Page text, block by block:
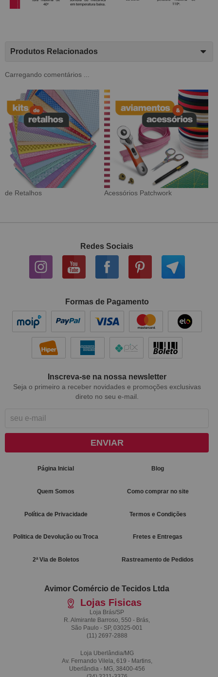
Produtos Relacionados
Carregando comentários ...
Tecido Digital Sarja Impermeável
Redes Sociais
Formas de Pagamento
Inscreva-se na nossa newsletter
Seja o primeiro a receber novidades e promoções exclusivas
direto no seu e-mail.
ENVIAR
Página Inicial Blog
Quem Somos Como comprar no site
Política de Privacidade Termos e Condições
Politica de Devolução ou Troca Fretes e Entregas
2ª Via de Boletos Rastreamento de Pedidos
Avimor Comércio de Tecidos Ltda
Lojas Fisicas
Loja Brás/SP
R. Almirante Barroso, 550 - Brás,
São Paulo - SP, 03025-001
(11) 2697-2888
Loja Uberlândia/MG
Av. Fernando Vilela, 619 - Martins,
Uberlândia - MG, 38400-456